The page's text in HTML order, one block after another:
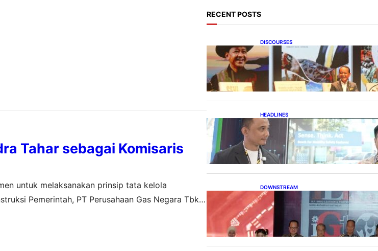
Tahar sebagai Komisaris
untuk melaksanakan prinsip tata kelola
Pemerintah, PT Perusahaan Gas Negara Tbk
Saham Luar Biasa (RUPSLB) di kantor pusat
Arcandra Tahar sebagai Komisaris
Puja. Sebelum dipilih menjadi Komisaris…
RECENT POSTS
DISCOURSES
Bahlil Luncurkan 10 Buku
Rekam Jejak Kepemimpinan
dan Kebijakan
HEADLINES
Teknologi Keselamatan,
Penentu Baru Persaingan
Industri Otomotif
DOWNSTREAM
Terbuka, Peluang Usaha bagi
IKM Alas Kaki Lokal